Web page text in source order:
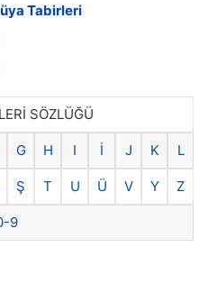
Tabirleri
SÖZLÜĞÜ
G H I İ J K L
Ş T U Ü V Y Z
9